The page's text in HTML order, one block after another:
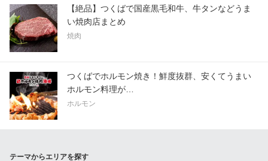
【絶品】つくばで国産黒毛和牛、牛タンなどうま
い焼肉店まとめ
焼肉
つくばでホルモン焼き！鮮度抜群、安くてうまい
ホルモン料理が…
ホルモン
テーマからエリアを探す